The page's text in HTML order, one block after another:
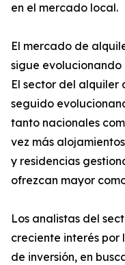
en el mercado local.
El mercado de
sigue evolucionando
El sector del alquiler
seguido
tanto nacionales
vez más
y residencias
ofrezcan mayor
Los analistas del
creciente interés por
de inversión, en